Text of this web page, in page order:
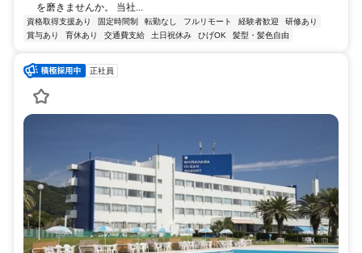
を磨きませんか。 当社...
資格取得支援あり 固定時間制 転勤なし フルリモート 経験者歓迎
研修あり
賞与あり
育休あり 交通費支給 土日祝休み ひげOK 髪型・髪色自由
正社員